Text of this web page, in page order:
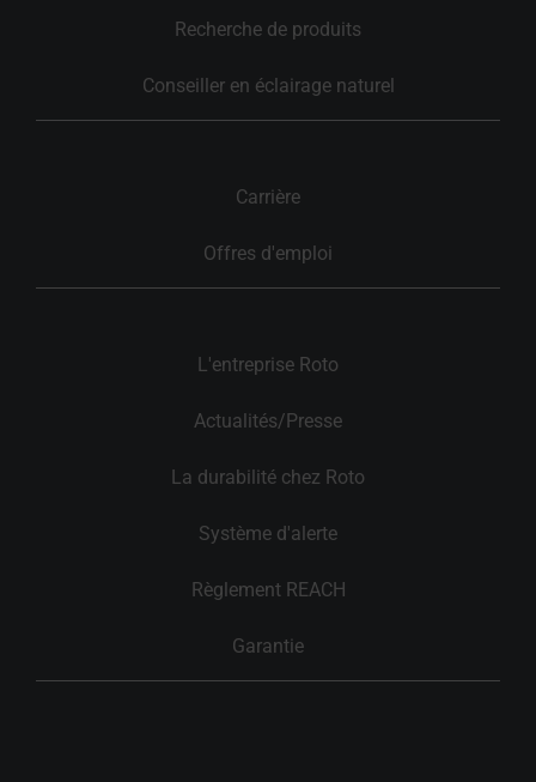
Recherche de produits
Conseiller en éclairage naturel
Carrière
Offres d'emploi
L'entreprise Roto
Actualités/Presse
La durabilité chez Roto
Système d'alerte
Règlement REACH
Garantie